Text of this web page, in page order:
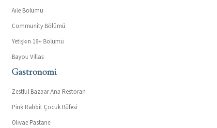
Aile Bölümü
Community Bölümü
Yetişkin 16+ Bölümü
Bayou Villas
Gastronomi
Zestful Bazaar Ana Restoran
Pink Rabbit Çocuk Büfesi
Olivae Pastane